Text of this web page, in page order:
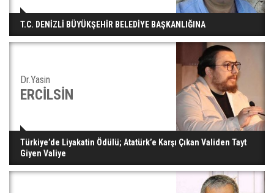
T.C. DENİZLİ BÜYÜKŞEHİR BELEDİYE BAŞKANLIĞINA
Dr.Yasin
ERCİLSİN
Türkiye’de Liyakatin Ödülü; Atatürk’e Karşı Çıkan Validen Tayt
Giyen Valiye